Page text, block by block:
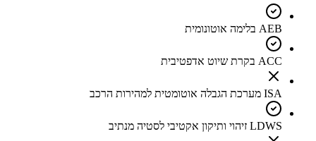
AEB בלימה אוטונומית
ACC בקרת שיוט אדפטיבית
ISA מערכת הגבלה אוטומטית למהירות הרכב
LDWS זיהוי ותיקון אקטיבי לסטיה מנתיב